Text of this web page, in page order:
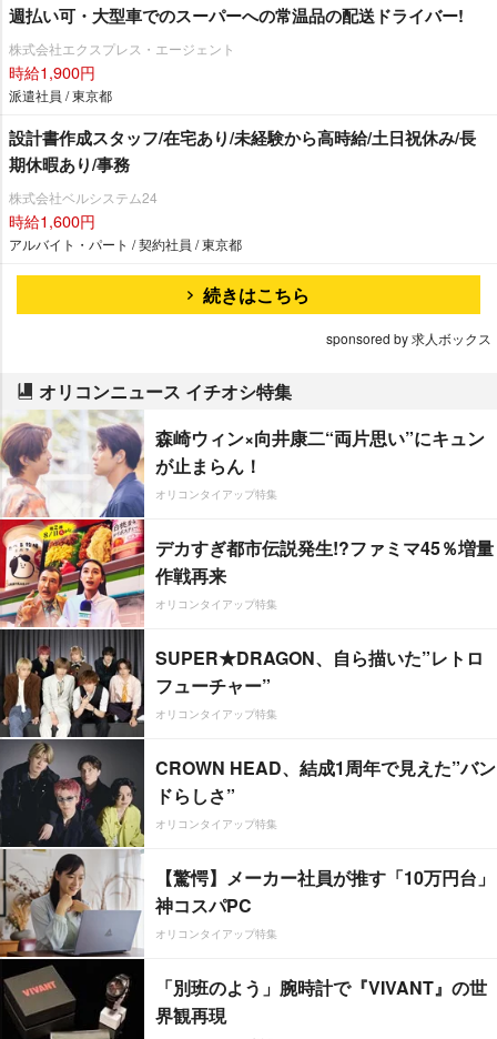
週払い可・大型車でのスーパーへの常温品の配送ドライバー!
株式会社エクスプレス・エージェント
時給1,900円
派遣社員 / 東京都
設計書作成スタッフ/在宅あり/未経験から高時給/土日祝休み/長
期休暇あり/事務
株式会社ベルシステム24
時給1,600円
アルバイト・パート / 契約社員 / 東京都
続きはこちら
sponsored by 求人ボックス
オリコンニュース イチオシ特集
森崎ウィン×向井康二“両片思い”にキュン
が止まらん！
オリコンタイアップ特集
デカすぎ都市伝説発生!?ファミマ45％増量
作戦再来
オリコンタイアップ特集
SUPER★DRAGON、自ら描いた”レトロ
フューチャー”
オリコンタイアップ特集
CROWN HEAD、結成1周年で見えた”バン
ドらしさ”
オリコンタイアップ特集
【驚愕】メーカー社員が推す「10万円台」
神コスパPC
オリコンタイアップ特集
「別班のよう」腕時計で『VIVANT』の世
界観再現